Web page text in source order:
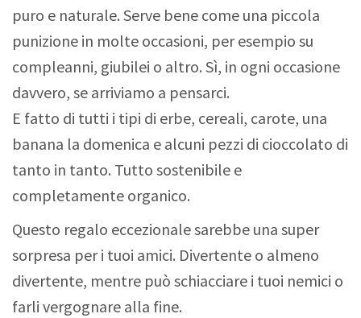
puro e naturale. Serve bene come una piccola
punizione in molte occasioni, per esempio su
compleanni, giubilei o altro. Sì, in ogni occasione
davvero, se arriviamo a pensarci.
E fatto di tutti i tipi di erbe, cereali, carote, una
banana la domenica e alcuni pezzi di cioccolato di
tanto in tanto. Tutto sostenibile e
completamente organico.
Questo regalo eccezionale sarebbe una super
sorpresa per i tuoi amici. Divertente o almeno
divertente, mentre può schiacciare i tuoi nemici o
farli vergognare alla fine.